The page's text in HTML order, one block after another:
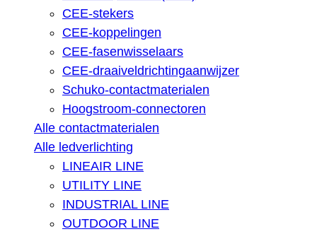
CEE-stekers
CEE-koppelingen
CEE-fasenwisselaars
CEE-draaiveldrichtingaanwijzer
Schuko-contactmaterialen
Hoogstroom-connectoren
Alle contactmaterialen
Alle ledverlichting
LINEAIR LINE
UTILITY LINE
INDUSTRIAL LINE
OUTDOOR LINE